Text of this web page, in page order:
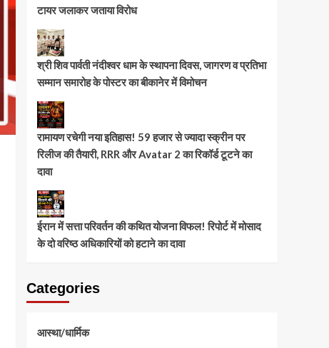
टायर जलाकर जताया विरोध
श्री शिव पार्वती नंदीश्वर धाम के स्थापना दिवस, जागरण व प्रतिभा
सम्मान समारोह के पोस्टर का बीकानेर में विमोचन
रामायण रचेगी नया इतिहास! 59 हजार से ज्यादा स्क्रीन पर
रिलीज की तैयारी, RRR और Avatar 2 का रिकॉर्ड टूटने का
दावा
ईरान में सत्ता परिवर्तन की कथित योजना विफल! रिपोर्ट में मोसाद
के दो वरिष्ठ अधिकारियों को हटाने का दावा
Categories
आस्था/धार्मिक